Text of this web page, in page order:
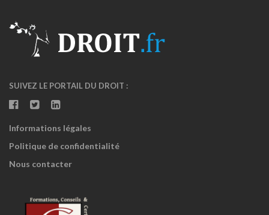
SUIVEZ LE PORTAIL DU DROIT :
Informations légales
Politique de confidentialité
Nous contacter